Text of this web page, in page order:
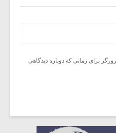
برای زمانی که دوباره دیدگاهی